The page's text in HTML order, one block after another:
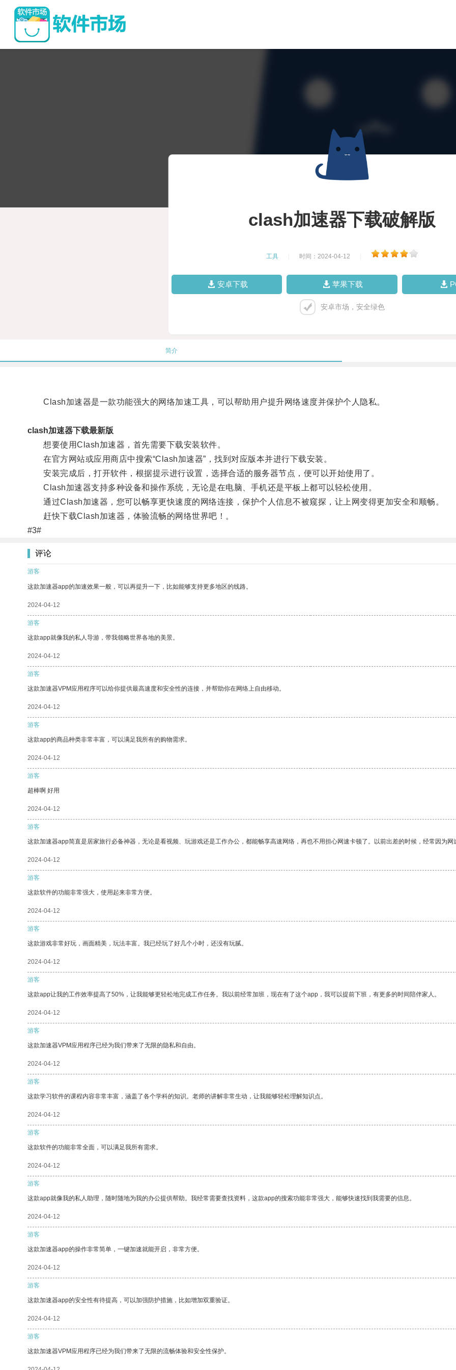
clash加速器下载破解版
工具 时间：2024-04-12
安卓下载 苹果下载
安卓市场，安全绿色
简介
Clash加速器是一款功能强大的网络加速工具，可以帮助用户提升网络速度并保护个人隐私。
clash加速器下载最新版
想要使用Clash加速器，首先需要下载安装软件。
在官方网站或应用商店中搜索“Clash加速器”，找到对应版本并进行下载安装。
安装完成后，打开软件，根据提示进行设置，选择合适的服务器节点，便可以开始使用了。
Clash加速器支持多种设备和操作系统，无论是在电脑、手机还是平板上都可以轻松使用。
通过Clash加速器，您可以畅享更快速度的网络连接，保护个人信息不被窥探，让上网变得更加安全和顺畅。
赶快下载Clash加速器，体验流畅的网络世界吧！。
#3#
评论
游客
这款加速器app的加速效果一般，可以再提升一下，比如能够支持更多地区的线路。
2024-04-12
游客
这款app就像我的私人导游，带我领略世界各地的美景。
2024-04-12
游客
这款加速器VPM应用程序可以给你提供最高速度和安全性的连接，并帮助你在网络上自由移动。
2024-04-12
游客
这款app的商品种类非常丰富，可以满足我所有的购物需求。
2024-04-12
游客
超棒啊 好用
2024-04-12
游客
这款加速器app简直是居家旅行必备神器，无论是看视频、玩游戏还是工作办公，都能畅享高速网络，再也不用担心网速卡顿了。以前出差的时候，经常因为
2024-04-12
游客
这款软件的功能非常强大，使用起来非常方便。
2024-04-12
游客
这款游戏非常好玩，画面精美，玩法丰富。我已经玩了好几个小时，还没有玩腻。
2024-04-12
游客
这款app让我的工作效率提高了50%，让我能够更轻松地完成工作任务。我以前经常加班，现在有了这个app，我可以提前下班，有更多的时间陪伴家人。
2024-04-12
游客
这款加速器VPM应用程序已经为我们带来了无限的隐私和自由。
2024-04-12
游客
这款学习软件的课程内容非常丰富，涵盖了各个学科的知识。老师的讲解非常生动，让我能够轻松理解知识点。
2024-04-12
游客
这款软件的功能非常全面，可以满足我所有需求。
2024-04-12
游客
这款app就像我的私人助理，随时随地为我的办公提供帮助。我经常需要查找资料，这款app的搜索功能非常强大，能够快速找到我需要的信息。
2024-04-12
游客
这款加速器app的操作非常简单，一键加速就能开启，非常方便。
2024-04-12
游客
这款加速器app的安全性有待提高，可以加强防护措施，比如增加双重验证。
2024-04-12
游客
这款加速器VPM应用程序已经为我们带来了无限的流畅体验和安全性保护。